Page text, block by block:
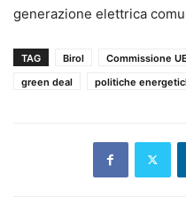
generazione elettrica
TAG Birol Commissione UE
green deal
politiche